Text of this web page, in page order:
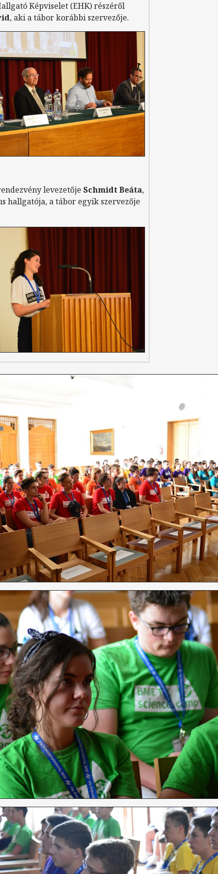
Képviselet (EHK) részéről
, aki a tábor korábbi szervezője.
levezetője Schmidt Beáta,
hallgatója, a tábor egyik szervezője